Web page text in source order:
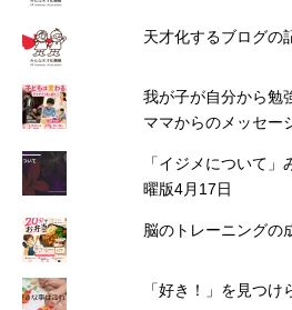
天才化するブログの
我が子が自分から勉
ママからのメッセー
「イジメについて
曜版4月17日
脳のトレーニングの
「好き！」を見つけ